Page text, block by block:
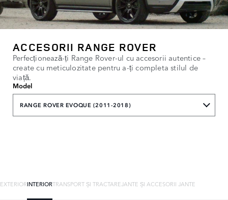
ACCESORII RANGE ROVER
Perfecționează-ți Range Rover-ul cu accesorii autentice –
create cu meticulozitate pentru a-ți completa stilul de
viață.
Model
RANGE ROVER EVOQUE (2011-2018)
EXTERIORINTERIORTRANSPORT ȘI TRACTAREJANTE ȘI ACCESORII JANTE